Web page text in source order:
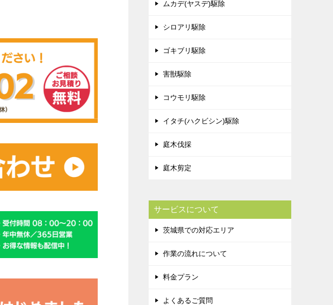
ムカデ(ヤスデ)駆除
シロアリ駆除
ゴキブリ駆除
害獣駆除
コウモリ駆除
イタチ(ハクビシン)駆除
庭木伐採
庭木剪定
サービスについて
茨城県での対応エリア
作業の流れについて
料金プラン
よくあるご質問